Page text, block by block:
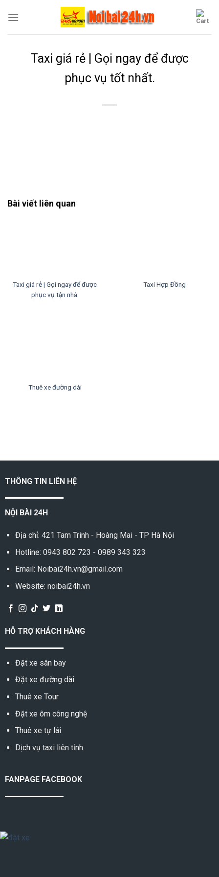
Taxi giá rẻ | Gọi ngay để được
phục vụ tốt nhất.
Bài viết liên quan
Taxi giá rẻ | Gọi ngay để được
phục vụ tận nhà.
Taxi Hợp Đồng
Thuê xe đường dài
THÔNG TIN LIÊN HỆ
NỘI BÀI 24H
Địa chỉ: 421 Tam Trinh - Hoàng Mai - TP Hà Nội
Hotline: 0943 802 723 - 0989 343 323
Email: Noibai24h.vn@gmail.com
Website: noibai24h.vn
HỖ TRỢ KHÁCH HÀNG
Đặt xe sân bay
Đặt xe đường dài
Thuê xe Tour
Đặt xe ôm công nghệ
Thuê xe tự lái
Dịch vụ taxi liên tỉnh
FANPAGE FACEBOOK